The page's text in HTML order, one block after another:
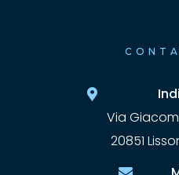
Via
20851